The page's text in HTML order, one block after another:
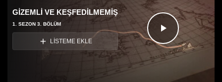
Videoyu
Oynat
GİZEMLİ VE KEŞFEDİLMEMİŞ
1. SEZON 3. BÖLÜM
LİSTEME EKLE